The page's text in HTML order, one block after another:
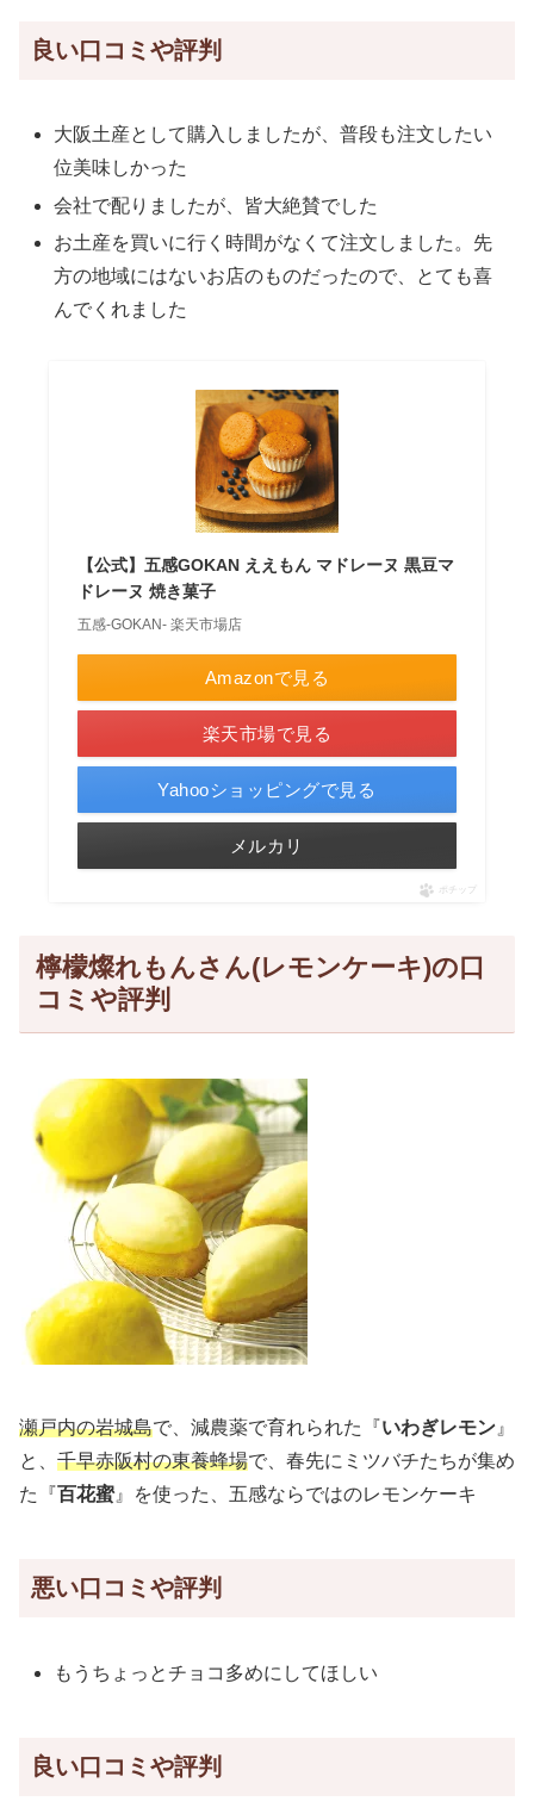
良い口コミや評判
大阪土産として購入しましたが、普段も注文したい
位美味しかった
会社で配りましたが、皆大絶賛でした
お土産を買いに行く時間がなくて注文しました。先
方の地域にはないお店のものだったので、とても喜
んでくれました
【公式】五感GOKAN ええもん マドレーヌ 黒豆マ
ドレーヌ 焼き菓子
五感-GOKAN- 楽天市場店
Amazonで見る
楽天市場で見る
Yahooショッピングで見る
メルカリ
ポチップ
檸檬燦れもんさん(レモンケーキ)の口
コミや評判
瀬戸内の岩城島で、減農薬で育れられた『 いわぎレモン』
と、 千早赤阪村の東養蜂場で、春先にミツバチたちが集め
た『 百花蜜』を使った、五感ならではのレモンケーキ
悪い口コミや評判
もうちょっとチョコ多めにしてほしい
良い口コミや評判